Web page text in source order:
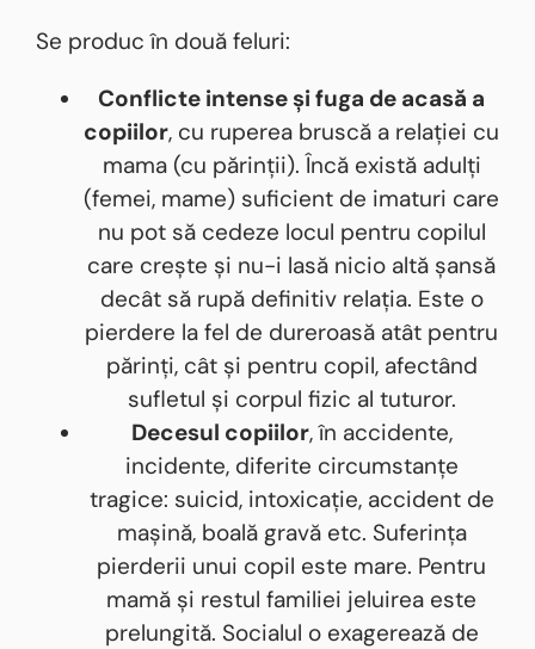
Se produc în două feluri:
Conflicte intense și fuga de acasă a
copiilor, cu ruperea bruscă a relației cu
mama (cu părinții). Încă există adulți
(femei, mame) suficient de imaturi care
nu pot să cedeze locul pentru copilul
care crește și nu-i lasă nicio altă șansă
decât să rupă definitiv relația. Este o
pierdere la fel de dureroasă atât pentru
părinți, cât și pentru copil, afectând
sufletul și corpul fizic al tuturor.
Decesul copiilor, în accidente,
incidente, diferite circumstanțe
tragice: suicid, intoxicație, accident de
mașină, boală gravă etc. Suferința
pierderii unui copil este mare. Pentru
mamă și restul familiei jeluirea este
prelungită. Socialul o exagerează de